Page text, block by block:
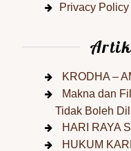
Privacy Policy
KRODHA –
Makna dan
Tidak Boleh
HARI RAYA
HUKUM